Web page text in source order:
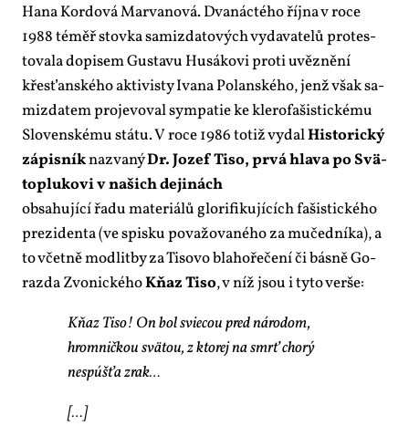
Ha­na Kor­do­vá Marva­no­vá. Dva­nác­té­ho říj­na v ro­ce
1988 téměř stov­ka sa­mizda­to­vých vy­da­va­te­lů pro­tes­
to­va­la do­pi­sem Gusta­vu Hu­sá­ko­vi pro­ti uvěz­ně­ní
křes­ťan­ské­ho ak­ti­vis­ty Iva­na Po­lan­ské­ho, jenž však sa­
mizda­tem pro­je­vo­val sym­pa­tie ke kle­ro­fa­šis­tic­ké­mu
Slo­ven­ské­mu stá­tu. V ro­ce 1986 totiž vy­dalHis­to­ric­ký
zá­pis­níkna­zva­nýDr. Jo­zef Ti­so, pr­vá hla­va po Svä­
to­plu­ko­vi v na­šich de­j­i­nách
ob­sa­hu­jí­cí řa­du ma­te­ri­á­lů glo­ri­fi­ku­jí­cích fa­šis­tic­ké­ho
pre­zi­den­ta (ve spis­ku po­va­žo­va­né­ho za mu­čed­ní­ka), a
to včet­ně mod­lit­by za Ti­so­vo bla­ho­ře­če­ní či bás­ně Go­
razda Zvo­nic­ké­hoKňaz Ti­so, v níž jsou i ty­to ver­še:
Kňaz Ti­so! On bol svie­cou pred ná­ro­dom,
hrom­nič­kou svä­tou, z kto­rej na smrť cho­rý
ne­sp­úšťa zrak…
[…]